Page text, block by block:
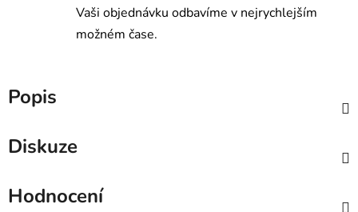
Vaši objednávku odbavíme v nejrychlejším
možném čase.
Popis
Diskuze
Hodnocení